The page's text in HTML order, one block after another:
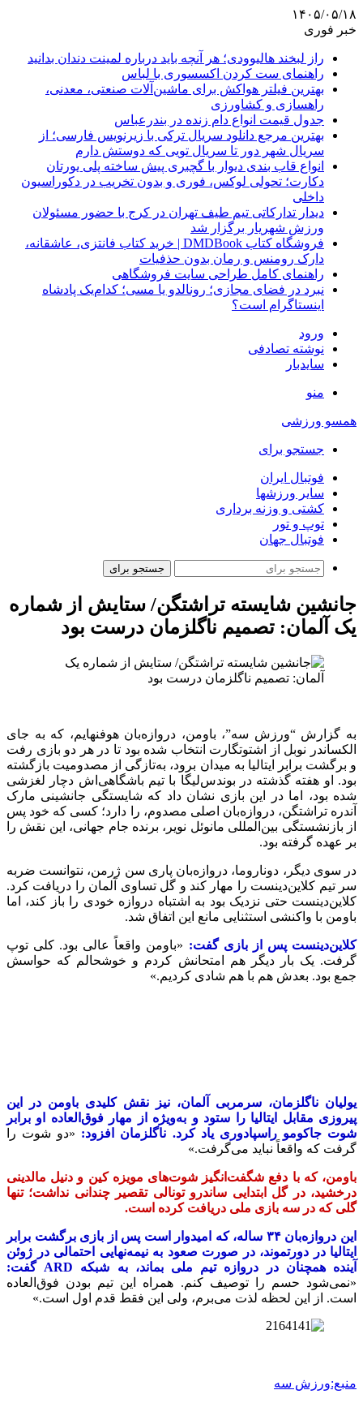
۱۴۰۵/۰۵/۱۸
خبر فوری
راز لبخند هالیوودی؛ هر آنچه باید درباره لمینت دندان بدانید
راهنمای ست کردن اکسسوری با لباس
بهترین فیلتر هواکش برای ماشین‌آلات صنعتی، معدنی،
راهسازی و کشاورزی
جدول قیمت انواع دام زنده در بندرعباس
بهترین مرجع دانلود سریال ترکی با زیرنویس فارسی؛ از
سریال شهر دور تا سریال تویی که دوستش دارم
انواع قاب بندی دیوار با گچبری پیش ساخته پلی یورتان
دکارت؛ تحولی لوکس، فوری و بدون تخریب در دکوراسیون
داخلی
دیدار تدارکاتی تیم طیف تهران در کرج با حضور مسئولان
ورزش شهریار برگزار شد
فروشگاه کتاب DMDBook | خرید کتاب فانتزی، عاشقانه،
دارک رومنس و رمان بدون حذفیات
راهنمای کامل طراحی سایت فروشگاهی
نبرد در فضای مجازی؛ رونالدو یا مسی؛ کدام‌یک پادشاه
اینستاگرام است؟
ورود
نوشته تصادفی
سایدبار
منو
همسو ورزشی
جستجو برای
فوتبال ایران
سایر ورزشها
کشتی و وزنه برداری
توپ و تور
فوتبال جهان
جستجو برای
جانشین شایسته تراشتگن/ ستایش از شماره
یک آلمان: تصمیم ناگلزمان درست بود
به گزارش “ورزش سه”، باومن، دروازه‌بان هوفنهایم، که به جای
الکساندر نوبل از اشتوتگارت انتخاب شده بود تا در هر دو بازی رفت
و برگشت برابر ایتالیا به میدان برود، به‌تازگی از مصدومیت بازگشته
بود. او هفته گذشته در بوندس‌لیگا با تیم باشگاهی‌اش دچار لغزشی
شده بود، اما در این بازی نشان داد که شایستگی جانشینی مارک
آندره تراشتگن، دروازه‌بان اصلی مصدوم، را دارد؛ کسی که خود پس
از بازنشستگی بین‌المللی مانوئل نویر، برنده جام جهانی، این نقش را
بر عهده گرفته بود.
در سوی دیگر، دوناروما، دروازه‌بان پاری سن ژرمن، نتوانست ضربه
سر تیم کلاین‌دینست را مهار کند و گل تساوی آلمان را دریافت کرد.
کلاین‌دینست حتی نزدیک بود به اشتباه دروازه خودی را باز کند، اما
باومن با واکنشی استثنایی مانع این اتفاق شد.
کلاین‌دینست پس از بازی گفت: «باومن واقعاً عالی بود. کلی توپ
گرفت. یک بار دیگر هم امتحانش کردم و خوشحالم که حواسش
جمع بود. بعدش هم با هم شادی کردیم.»
یولیان ناگلزمان، سرمربی آلمان، نیز نقش کلیدی باومن در این
پیروزی مقابل ایتالیا را ستود و به‌ویژه از مهار فوق‌العاده او برابر
شوت جاکومو راسپادوری یاد کرد. ناگلزمان افزود: «دو شوت را
گرفت که واقعاً نباید می‌گرفت.»
باومن، که با دفع شگفت‌انگیز شوت‌های مویزه کین و دنیل مالدینی
درخشید، در گل ابتدایی ساندرو تونالی تقصیر چندانی نداشت؛ تنها
گلی که در سه بازی ملی دریافت کرده است.
این دروازه‌بان ۳۴ ساله، که امیدوار است پس از بازی برگشت برابر
ایتالیا در دورتموند، در صورت صعود به نیمه‌نهایی احتمالی در ژوئن
آینده همچنان در دروازه تیم ملی بماند، به شبکه ARD گفت:
«نمی‌شود حسم را توصیف کنم. همراه این تیم بودن فوق‌العاده‌
است. از این لحظه لذت می‌برم، ولی این فقط قدم اول است.»
منبع:ورزش سه